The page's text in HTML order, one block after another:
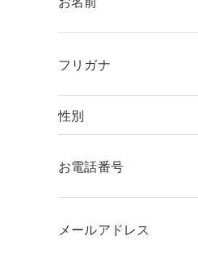
＜個人情報の委託に
当社では、利用目
＜個人情報の安全管
当社では、個人情報
＜個人情報を与えな
了承ください。
フリガナ
性別
お電話番号
メールアドレス